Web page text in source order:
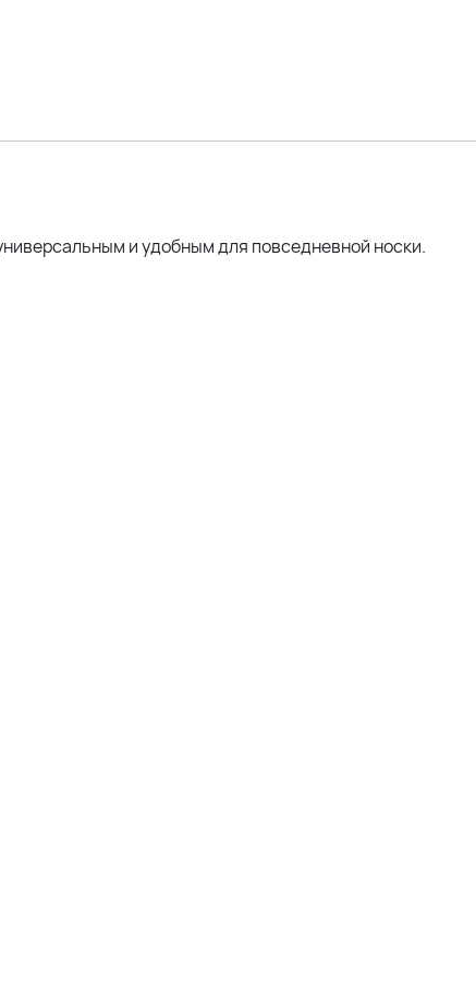
и удобным для повседневной носки.